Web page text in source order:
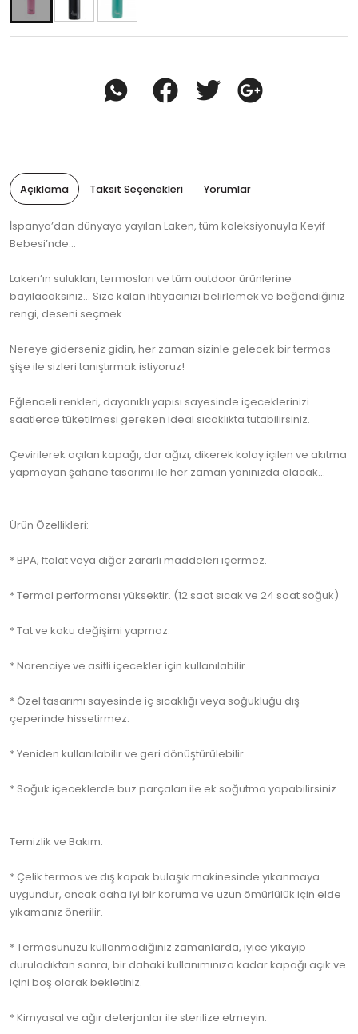
Açıklama Taksit Seçenekleri Yorumlar
İspanya’dan dünyaya yayılan Laken, tüm koleksiyonuyla Keyif
Bebesi’nde…
Laken’ın sulukları, termosları ve tüm outdoor ürünlerine
bayılacaksınız… Size kalan ihtiyacınızı belirlemek ve beğendiğiniz
rengi, deseni seçmek…
Nereye giderseniz gidin, her zaman sizinle gelecek bir termos
şişe ile sizleri tanıştırmak istiyoruz!
Eğlenceli renkleri, dayanıklı yapısı sayesinde içeceklerinizi
saatlerce tüketilmesi gereken ideal sıcaklıkta tutabilirsiniz.
Çevirilerek açılan kapağı, dar ağızı, dikerek kolay içilen ve akıtma
yapmayan şahane tasarımı ile her zaman yanınızda olacak...
Ürün Özellikleri:
* BPA, ftalat veya diğer zararlı maddeleri içermez.
* Termal performansı yüksektir. (12 saat sıcak ve 24 saat soğuk)
* Tat ve koku değişimi yapmaz.
* Narenciye ve asitli içecekler için kullanılabilir.
* Özel tasarımı sayesinde iç sıcaklığı veya soğukluğu dış
çeperinde hissetirmez.
* Yeniden kullanılabilir ve geri dönüştürülebilir.
* Soğuk içeceklerde buz parçaları ile ek soğutma yapabilirsiniz.
Temizlik ve Bakım:
* Çelik termos ve dış kapak bulaşık makinesinde yıkanmaya
uygundur, ancak daha iyi bir koruma ve uzun ömürlülük için elde
yıkamanız önerilir.
* Termosunuzu kullanmadığınız zamanlarda, iyice yıkayıp
duruladıktan sonra, bir dahaki kullanımınıza kadar kapağı açık ve
içini boş olarak bekletiniz.
* Kimyasal ve ağır deterjanlar ile sterilize etmeyin.